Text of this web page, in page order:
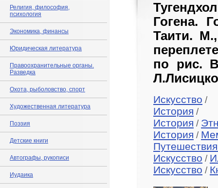
Религия, философия,
психология
Экономика, финансы
Юридическая литература
Правоохранительные органы.
Разведка
Охота, рыболовство, спорт
Художественная литература
Поэзия
Детские книги
Автографы, рукописи
Иудаика
Гогена.
Таити.
по рис.
Искусство /
История /
История /
История /
Искусство /
Искусство /